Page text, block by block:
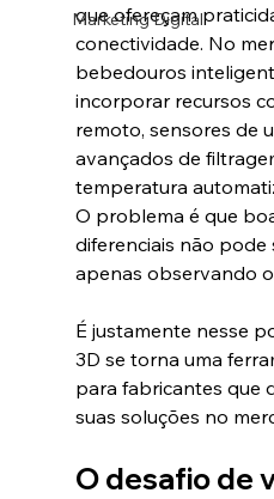
Marketing Digital
que ofereçam
conectividade. No
bebedouros
incorporar recursos
remoto, sensores de
avançados de
temperatura
O problema é que
diferenciais não pode
apenas observando
É justamente nesse
3D se torna uma
para fabricantes que
suas soluções no
O desafio de